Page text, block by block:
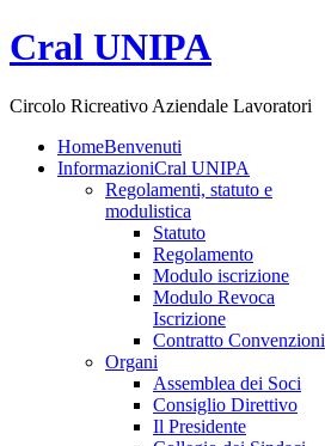
Cral UNIPA
Circolo Ricreativo Aziendale Lavoratori
HomeBenvenuti
InformazioniCral UNIPA
Regolamenti, statuto e
modulistica
Statuto
Regolamento
Modulo iscrizione
Modulo Revoca
Iscrizione
Contratto Convenzioni
Organi
Assemblea dei Soci
Consiglio Direttivo
Il Presidente